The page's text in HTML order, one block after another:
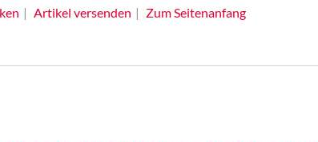
Artikel versenden Zum Seitenanfang